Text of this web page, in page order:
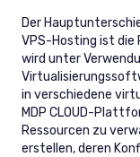
Der
VPS-Hosting ist die
wird unter
in verschiedene
MDP CLOUD-
Ressourcen zu
erstellen, deren